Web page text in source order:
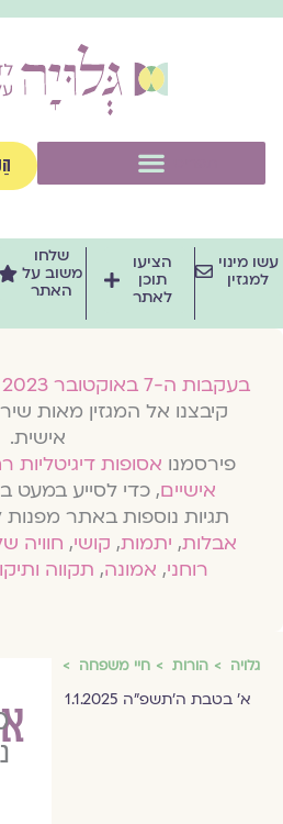
לתוכן
עשו מינוי
למגזין
הציעו
תוכן
לאתר
שלחו
משוב על
האתר
בעקבות ה-7 באוקטובר 2023
קיבצנו אל המגזין מאות
אישית.
פירסמנו אסופות דיגיטליות
אישיים, כדי לסייע במעט
תגיות נוספות באתר
אבלות, יתמות, קושי, חוויה
רוחני, אמונה, תקווה
גלויה הורות חיי משפחה
א׳ בטבת ה׳תשפ״ה 1.1.2025